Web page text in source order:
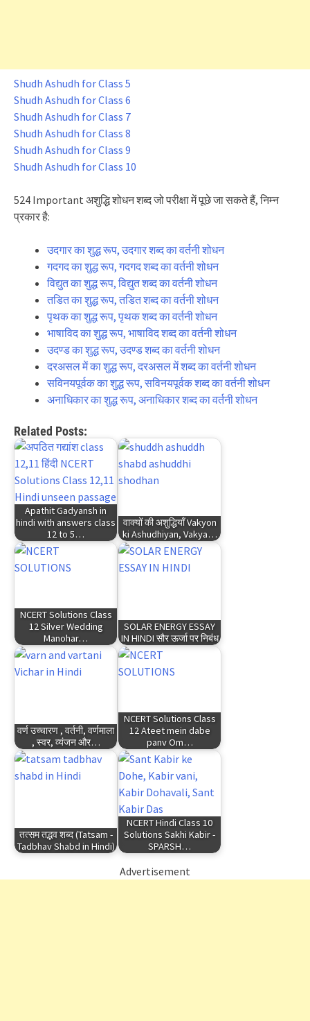
Shudh Ashudh for Class 5
Shudh Ashudh for Class 6
Shudh Ashudh for Class 7
Shudh Ashudh for Class 8
Shudh Ashudh for Class 9
Shudh Ashudh for Class 10
524 Important अशुद्धि शोधन शब्द जो परीक्षा में पूछे जा सकते हैं, निम्न
प्रकार है:
उदगार का शुद्ध रूप, उदगार शब्द का वर्तनी शोधन
गदगद का शुद्ध रूप, गदगद शब्द का वर्तनी शोधन
विद्युत का शुद्ध रूप, विद्युत शब्द का वर्तनी शोधन
तडित का शुद्ध रूप, तडित शब्द का वर्तनी शोधन
पृथक का शुद्ध रूप, पृथक शब्द का वर्तनी शोधन
भाषाविद का शुद्ध रूप, भाषाविद शब्द का वर्तनी शोधन
उदण्ड का शुद्ध रूप, उदण्ड शब्द का वर्तनी शोधन
दरअसल में का शुद्ध रूप, दरअसल में शब्द का वर्तनी शोधन
सविनयपूर्वक का शुद्ध रूप, सविनयपूर्वक शब्द का वर्तनी शोधन
अनाधिकार का शुद्ध रूप, अनाधिकार शब्द का वर्तनी शोधन
Related Posts:
Apathit Gadyansh in
hindi with answers class
12 to 5…
वाक्यों की अशुद्धियाँ Vakyon
ki Ashudhiyan, Vakya…
NCERT Solutions Class
12 Silver Wedding
Manohar…
SOLAR ENERGY ESSAY
IN HINDI सौर ऊर्जा पर निबंध
वर्ण उच्चारण , वर्तनी, वर्णमाला
, स्वर, व्यंजन और…
NCERT Solutions Class
12 Ateet mein dabe
panv Om…
तत्सम तद्भव शब्द (Tatsam -
Tadbhav Shabd in Hindi)
NCERT Hindi Class 10
Solutions Sakhi Kabir -
SPARSH…
Advertisement